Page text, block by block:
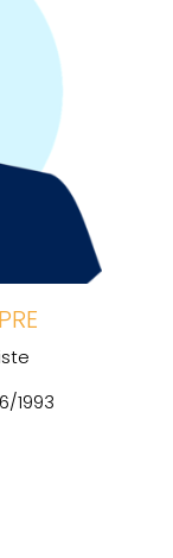
1993